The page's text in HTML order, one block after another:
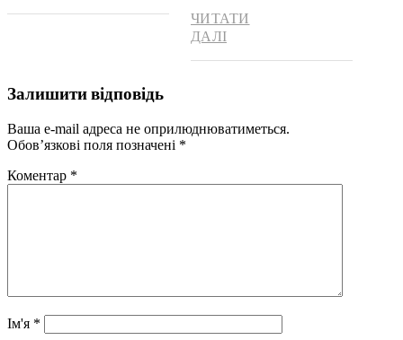
ЧИТАТИ
ДАЛІ
Залишити відповідь
Ваша e-mail адреса не оприлюднюватиметься.
Обов’язкові поля позначені *
Коментар *
Ім'я *